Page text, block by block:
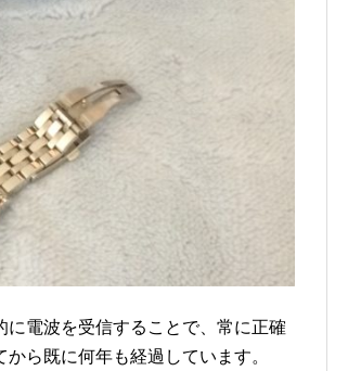
電波を受信することで、常に正確
ら既に何年も経過しています。